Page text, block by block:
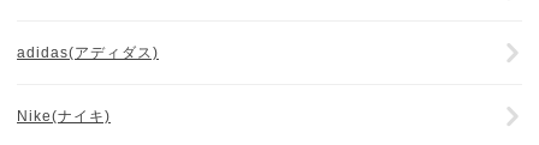
adidas(アディダス)
Nike(ナイキ)